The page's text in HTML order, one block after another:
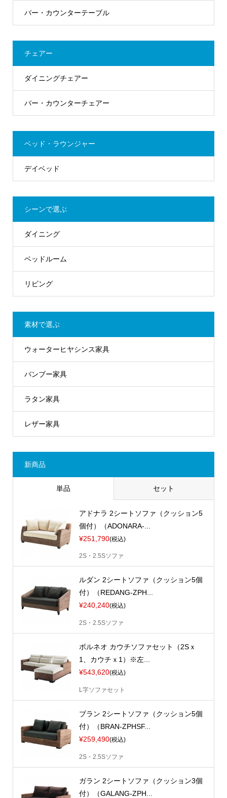
バー・カウンターテーブル
チェアー
ダイニングチェアー
バー・カウンターチェアー
ベッド・ラウンジャー
デイベッド
シーンで選ぶ
ダイニング
ベッドルーム
リビング
素材で選ぶ
ウォーターヒヤシンス家具
バンブー家具
ラタン家具
レザー家具
新商品
単品 セット
アドナラ 2シートソファ（クッション5
個付）（ADONARA-...
¥251,790(税込)
2S・2.5Sソファ
ルダン 2シートソファ（クッション5個
付）（REDANG-ZPH...
¥240,240(税込)
2S・2.5Sソファ
ボルネオ カウチソファセット（2Sｘ
1、カウチｘ1）※左...
¥543,620(税込)
L字ソファセット
ブラン 2シートソファ（クッション5個
付）（BRAN-ZPHSF...
¥259,490(税込)
2S・2.5Sソファ
ガラン 2シートソファ（クッション3個
付）（GALANG-ZPH...